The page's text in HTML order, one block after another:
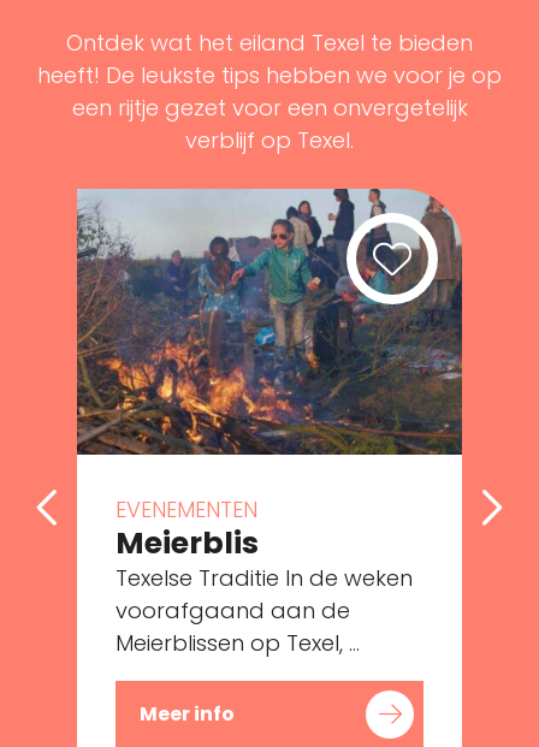
Ontdek wat het eiland Texel te bieden
heeft! De leukste tips hebben we voor je op
een rijtje gezet voor een onvergetelijk
verblijf op Texel.
EVENEMENTEN
Meierblis
Texelse Traditie In de weken
voorafgaand aan de
Meierblissen op Texel, ...
Meer info